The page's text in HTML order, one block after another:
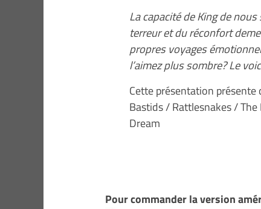
La capacité de King de
terreur et du réconfort
propres voyages
l’aimez plus sombre? Le
Cette présentation présente
Bastids / Rattlesnakes /
Dream
Pour commander la version